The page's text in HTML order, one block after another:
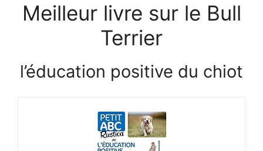
Meilleur livre sur le Bull
Terrier
l’éducation positive du chiot